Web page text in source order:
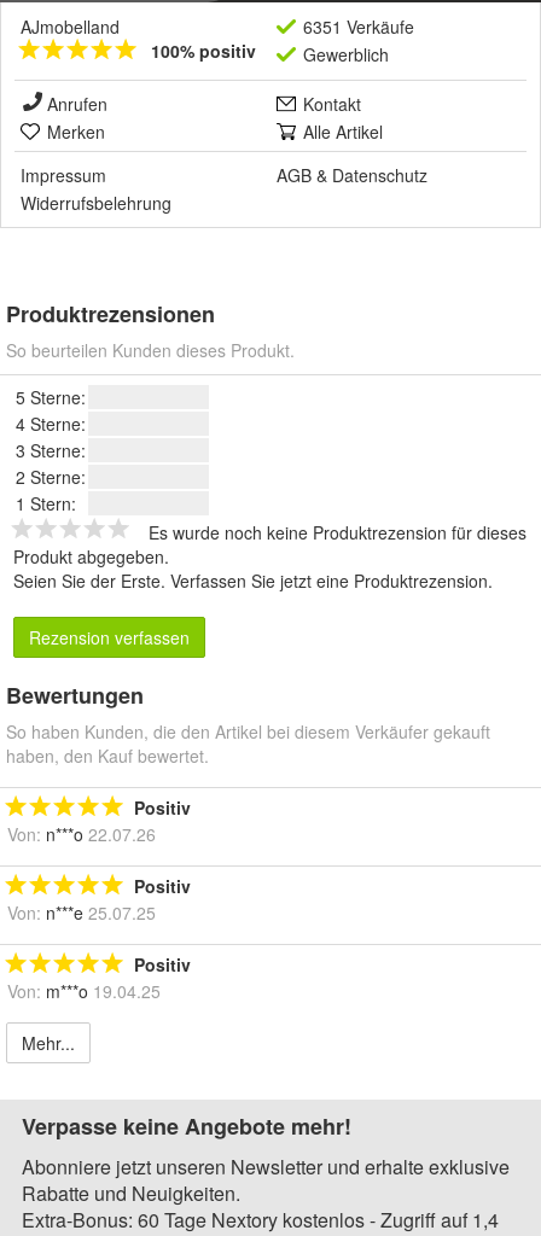
AJmobelland
100% positiv
6351 Verkäufe
Gewerblich
Anrufen
Kontakt
Merken
Alle Artikel
Impressum
AGB & Datenschutz
Widerrufsbelehrung
Produktrezensionen
So beurteilen Kunden dieses Produkt.
5 Sterne:
4 Sterne:
3 Sterne:
2 Sterne:
1 Stern:
Es wurde noch keine Produktrezension für dieses
Produkt abgegeben.
Seien Sie der Erste. Verfassen Sie jetzt eine Produktrezension.
Rezension verfassen
Bewertungen
So haben Kunden, die den Artikel bei diesem Verkäufer gekauft
haben, den Kauf bewertet.
Positiv
Von: n***o 22.07.26
Positiv
Von: n***e 25.07.25
Positiv
Von: m***o 19.04.25
Mehr...
Verpasse keine Angebote mehr!
Abonniere jetzt unseren Newsletter und erhalte exklusive
Rabatte und Neuigkeiten.
Extra-Bonus: 60 Tage Nextory kostenlos - Zugriff auf 1,4